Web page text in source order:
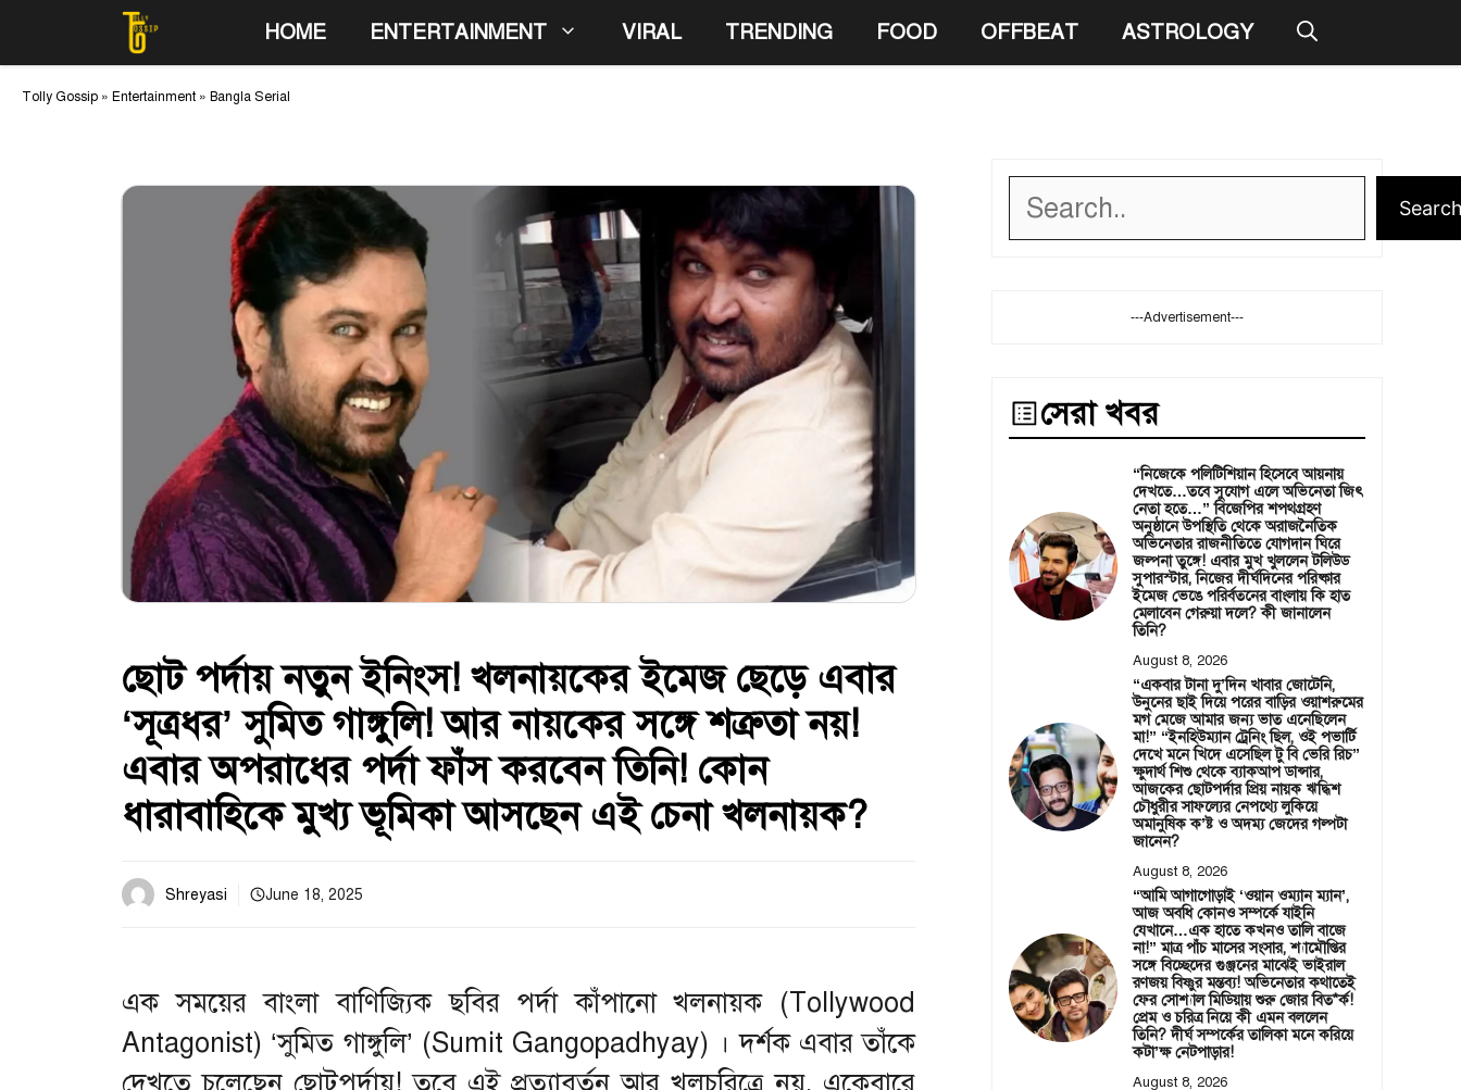
to
content
HOME ENTERTAINMENT VIRAL TRENDING FOOD OFFBEAT ASTROLOGY
Tolly Gossip » Entertainment » Bangla Serial
ছোট পর্দায় নতুন ইনিংস! খলনায়কের ইমেজ ছেড়ে এবার
‘সূত্রধর’ সুমিত গাঙ্গুলি! আর নায়কের সঙ্গে শত্রুতা নয়!
এবার অপরাধের পর্দা ফাঁস করবেন তিনি! কোন
ধারাবাহিকে মুখ্য ভূমিকা আসছেন এই চেনা খলনায়ক?
Shreyasi June 18, 2025
এক সময়ের বাংলা বাণিজ্যিক ছবির পর্দা কাঁপানো খলনায়ক (Tollywood
Antagonist) ‘সুমিত গাঙ্গুলি’ (Sumit Gangopadhyay) । দর্শক এবার তাঁকে
Search
---Advertisement---
সেরা খবর
“নিজেকে পলিটিশিয়ান হিসেবে আয়নায়
দেখতে…তবে সুযোগ এলে অভিনেতা জিৎ
নেতা হতে…” বিজেপির শপথগ্রহণ
অনুষ্ঠানে উপস্থিতি থেকে অরাজনৈতিক
অভিনেতার রাজনীতিতে যোগদান ঘিরে
জল্পনা তুঙ্গে! এবার মুখ খুললেন টলিউড
সুপারস্টার, নিজের দীর্ঘদিনের পরিষ্কার
ইমেজ ভেঙে পরির্বতনের বাংলায় কি হাত
মেলাবেন গেরুয়া দলে? কী জানালেন
তিনি?
August 8, 2026
“একবার টানা দু’দিন খাবার জোটেনি,
উনুনের ছাই দিয়ে পরের বাড়ির ওয়াশরুমের
মগ মেজে আমার জন্য ভাত এনেছিলেন
মা!” “ইনহিউম্যান ট্রেনিং ছিল, ওই পভার্টি
দেখে মনে খিদে এসেছিল টু বি ভেরি রিচ”
ক্ষুদার্থ শিশু থেকে ব্যাকআপ ডান্সার,
আজকের ছোটপর্দার প্রিয় নায়ক ঋদ্ধিশ
চৌধুরীর সাফল্যের নেপথ্যে লুকিয়ে
অমানুষিক ক’ষ্ট ও অদম্য জেদের গল্পটা
জানেন?
August 8, 2026
“আমি আগাগোড়াই ‘ওয়ান ওম্যান ম্যান’,
আজ অবধি কোনও সম্পর্কে যাইনি
যেখানে…এক হাতে কখনও তালি বাজে
না!” মাত্র পাঁচ মাসের সংসার, শ্যামৌপ্তির
সঙ্গে বিচ্ছেদের গুঞ্জনের মাঝেই ভাইরাল
রণজয় বিষ্ণুর মন্তব্য! অভিনেতার কথাতেই
ফের সোশ্যাল মিডিয়ায় শুরু জোর বিত*র্ক!
প্রেম ও চরিত্র নিয়ে কী এমন বললেন
তিনি? দীর্ঘ সম্পর্কের তালিকা মনে করিয়ে
কটা’ক্ষ নেটপাড়ার!
August 8, 2026